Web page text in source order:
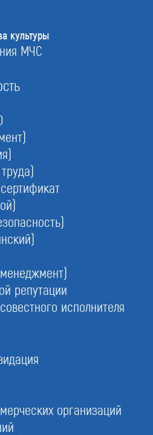
культуры
МЧС
репутации
исполнителя
организаций
с